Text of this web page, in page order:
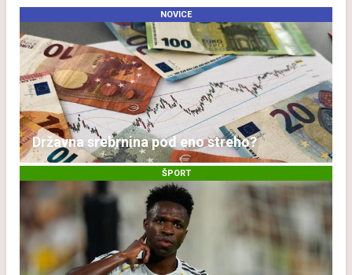
NOVICE
Državna srebrnina pod eno streho?
ŠPORT